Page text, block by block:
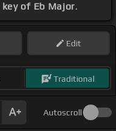
key of Eb Major.
Edit
Traditional
Autoscroll